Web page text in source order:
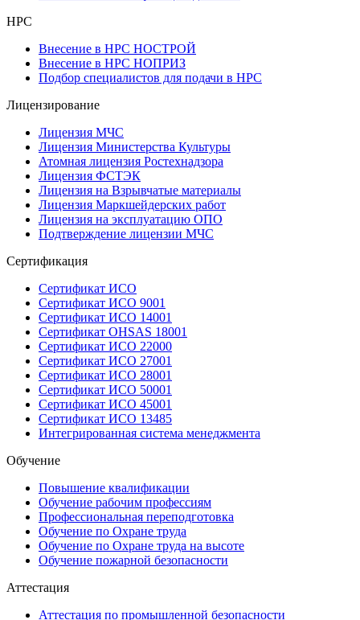
НРС
Внесение в НРС НОСТРОЙ
Внесение в НРС НОПРИЗ
Подбор специалистов для подачи в НРС
Лицензирование
Лицензия МЧС
Лицензия Министерства Культуры
Атомная лицензия Ростехнадзора
Лицензия ФСТЭК
Лицензия на Взрывчатые материалы
Лицензия Маркшейдерских работ
Лицензия на эксплуатацию ОПО
Подтверждение лицензии МЧС
Сертификация
Сертификат ИСО
Сертификат ИСО 9001
Сертификат ИСО 14001
Сертификат OHSAS 18001
Сертификат ИСО 22000
Сертификат ИСО 27001
Сертификат ИСО 28001
Сертификат ИСО 50001
Сертификат ИСО 45001
Сертификат ИСО 13485
Интегрированная система менеджмента
Обучение
Повышение квалификации
Обучение рабочим профессиям
Профессиональная переподготовка
Обучение по Охране труда
Обучение по Охране труда на высоте
Обучение пожарной безопасности
Аттестация
Аттестация по промышленной безопасности